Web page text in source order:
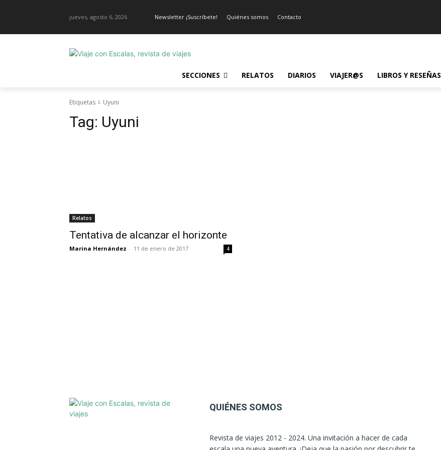
jueves, agosto 6, 2026 Newsletter ¡Suscríbete! Quiénes somos Contacto
SECCIONES RELATOS DIARIOS VIAJER@S LIBROS Y RESEÑAS
Etiquetas Uyuni
Tag: Uyuni
Relatos
Tentativa de alcanzar el horizonte
Marina Hernández - 11 de enero de 2017 4
QUIÉNES SOMOS
Revista de viajes 2012 - 2024. Una invitación a hacer de cada